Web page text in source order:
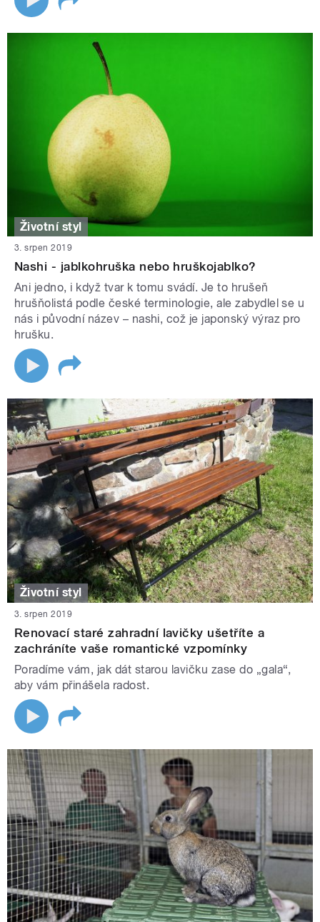
Životní styl
3. srpen 2019
Nashi - jablkohruška nebo hruškojablko?
Ani jedno, i když tvar k tomu svádí. Je to hrušeň
hrušňolistá podle české terminologie, ale zabydlel se u
nás i původní název – nashi, což je japonský výraz pro
hrušku.
Životní styl
3. srpen 2019
Renovací staré zahradní lavičky ušetříte a
zachráníte vaše romantické vzpomínky
Poradíme vám, jak dát starou lavičku zase do „gala“,
aby vám přinášela radost.